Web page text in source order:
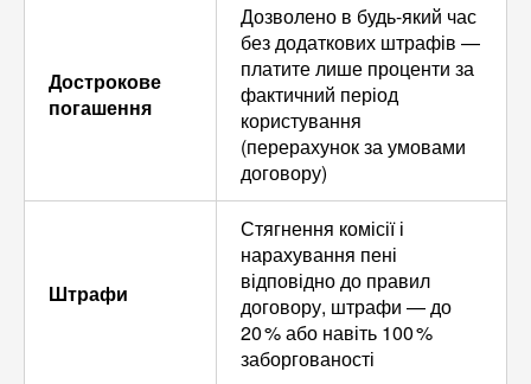
Дострокове
погашення
Дозволено в будь-який час
без додаткових штрафів —
платите лише проценти за
фактичний період
користування
(перерахунок за умовами
договору)
Штрафи
Стягнення комісії і
нарахування пені
відповідно до правил
договору, штрафи — до
20 % або навіть 100 %
заборгованості